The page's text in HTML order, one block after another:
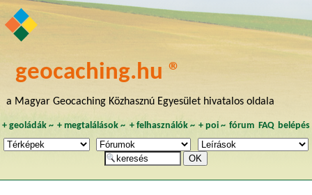
geocaching.hu ®
a Magyar Geocaching Közhasznú Egyesület hivatalos oldala
+ geoládák~ +megtalálások ~ + felhasználók~ + poi~ fórum FAQ belépés